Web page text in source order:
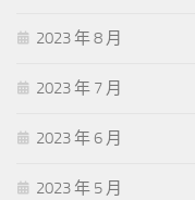
2023 年 8 月
2023 年 7 月
2023 年 6 月
2023 年 5 月